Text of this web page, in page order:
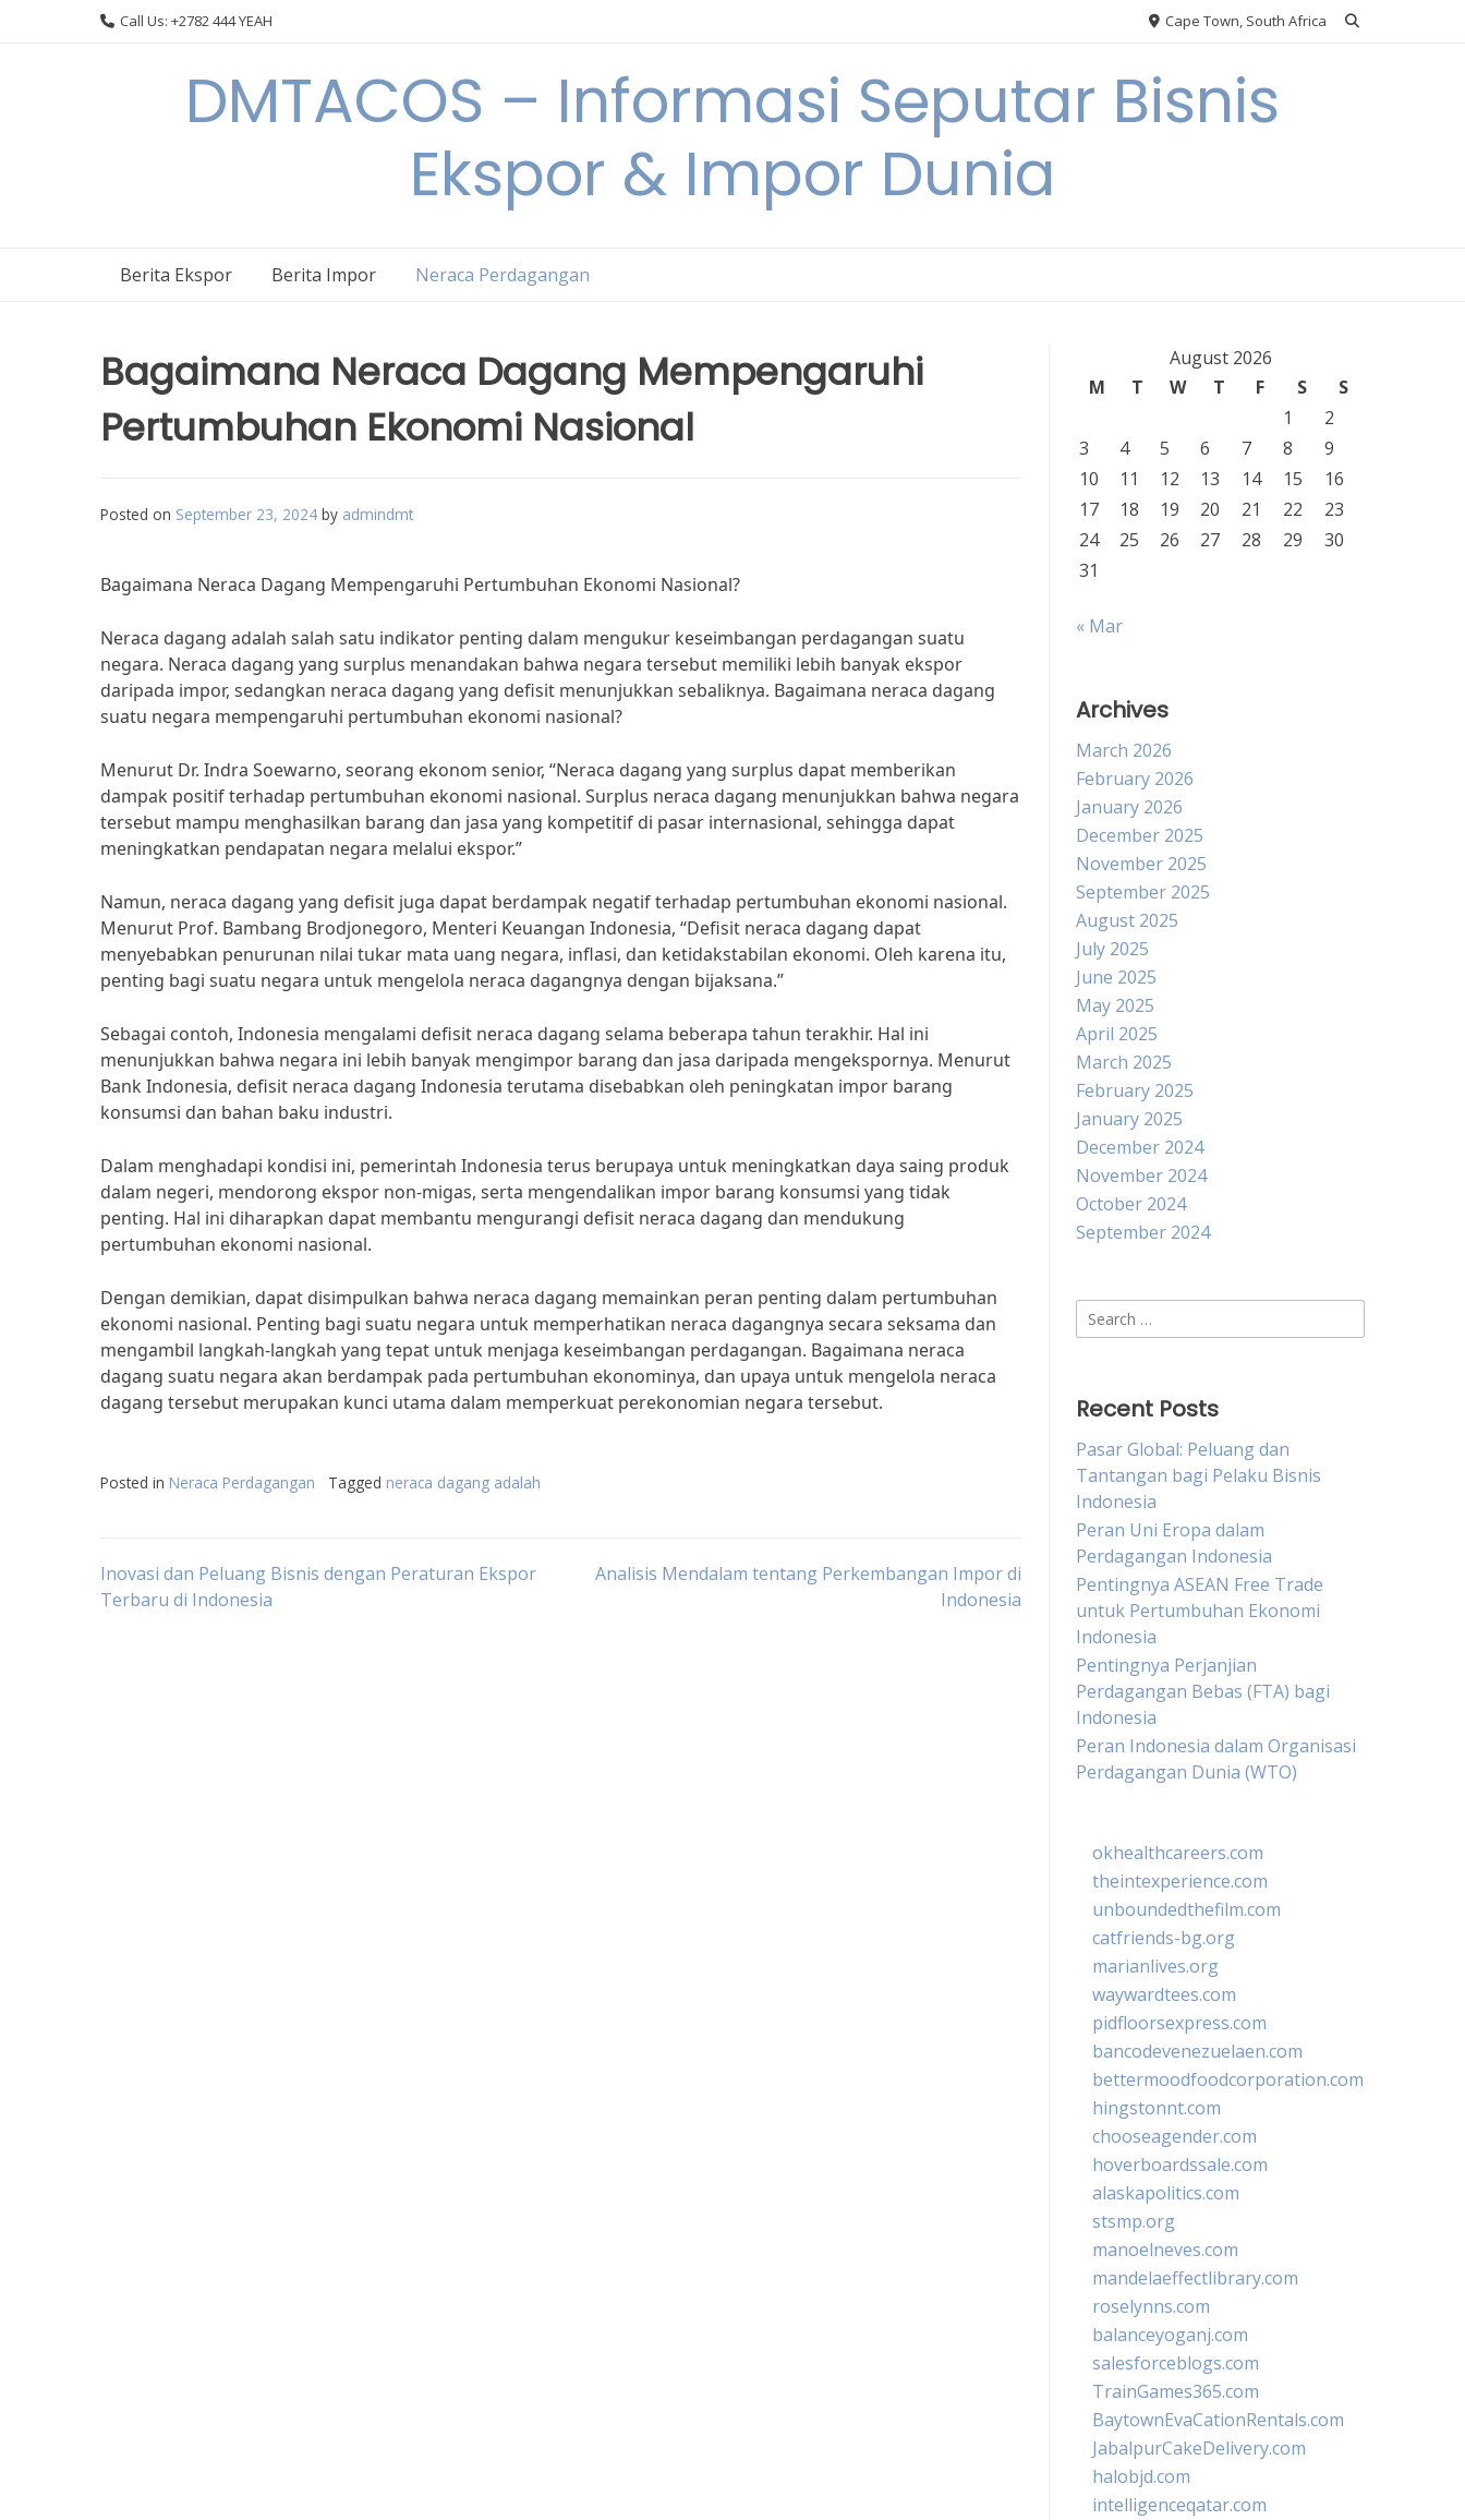
Call Us: +2782 444 YEAH Cape Town, South Africa
DMTACOS – Informasi Seputar Bisnis
Ekspor & Impor Dunia
Berita Ekspor Berita Impor Neraca Perdagangan
Bagaimana Neraca Dagang Mempengaruhi
Pertumbuhan Ekonomi Nasional
Posted on September 23, 2024 by admindmt
Bagaimana Neraca Dagang Mempengaruhi Pertumbuhan Ekonomi Nasional?
Neraca dagang adalah salah satu indikator penting dalam mengukur keseimbangan perdagangan suatu
negara. Neraca dagang yang surplus menandakan bahwa negara tersebut memiliki lebih banyak ekspor
daripada impor, sedangkan neraca dagang yang defisit menunjukkan sebaliknya. Bagaimana neraca dagang
suatu negara mempengaruhi pertumbuhan ekonomi nasional?
Menurut Dr. Indra Soewarno, seorang ekonom senior, “Neraca dagang yang surplus dapat memberikan
dampak positif terhadap pertumbuhan ekonomi nasional. Surplus neraca dagang menunjukkan bahwa negara
tersebut mampu menghasilkan barang dan jasa yang kompetitif di pasar internasional, sehingga dapat
meningkatkan pendapatan negara melalui ekspor.”
Namun, neraca dagang yang defisit juga dapat berdampak negatif terhadap pertumbuhan ekonomi nasional.
Menurut Prof. Bambang Brodjonegoro, Menteri Keuangan Indonesia, “Defisit neraca dagang dapat
menyebabkan penurunan nilai tukar mata uang negara, inflasi, dan ketidakstabilan ekonomi. Oleh karena itu,
penting bagi suatu negara untuk mengelola neraca dagangnya dengan bijaksana.”
Sebagai contoh, Indonesia mengalami defisit neraca dagang selama beberapa tahun terakhir. Hal ini
menunjukkan bahwa negara ini lebih banyak mengimpor barang dan jasa daripada mengekspornya. Menurut
Bank Indonesia, defisit neraca dagang Indonesia terutama disebabkan oleh peningkatan impor barang
konsumsi dan bahan baku industri.
Dalam menghadapi kondisi ini, pemerintah Indonesia terus berupaya untuk meningkatkan daya saing produk
dalam negeri, mendorong ekspor non-migas, serta mengendalikan impor barang konsumsi yang tidak
penting. Hal ini diharapkan dapat membantu mengurangi defisit neraca dagang dan mendukung
pertumbuhan ekonomi nasional.
Dengan demikian, dapat disimpulkan bahwa neraca dagang memainkan peran penting dalam pertumbuhan
ekonomi nasional. Penting bagi suatu negara untuk memperhatikan neraca dagangnya secara seksama dan
mengambil langkah-langkah yang tepat untuk menjaga keseimbangan perdagangan. Bagaimana neraca
dagang suatu negara akan berdampak pada pertumbuhan ekonominya, dan upaya untuk mengelola neraca
dagang tersebut merupakan kunci utama dalam memperkuat perekonomian negara tersebut.
Posted in Neraca Perdagangan Tagged neraca dagang adalah
Post
Inovasi dan Peluang Bisnis dengan Peraturan Ekspor
Terbaru di Indonesia
Analisis Mendalam tentang Perkembangan Impor di
Indonesia
August 2026
M
T W T F S
S
1
2
3
4 5 6 7 8
9
10
11 12 13 14 15
16
17
18 19 20 21 22
23
24
25 26 27 28 29
30
31
« Mar
Archives
March 2026
February 2026
January 2026
December 2025
November 2025
September 2025
August 2025
July 2025
June 2025
May 2025
April 2025
March 2025
February 2025
January 2025
December 2024
November 2024
October 2024
September 2024
Search
for:
Recent Posts
Pasar Global: Peluang dan
Tantangan bagi Pelaku Bisnis
Indonesia
Peran Uni Eropa dalam
Perdagangan Indonesia
Pentingnya ASEAN Free Trade
untuk Pertumbuhan Ekonomi
Indonesia
Pentingnya Perjanjian
Perdagangan Bebas (FTA) bagi
Indonesia
Peran Indonesia dalam Organisasi
Perdagangan Dunia (WTO)
okhealthcareers.com
theintexperience.com
unboundedthefilm.com
catfriends-bg.org
marianlives.org
waywardtees.com
pidfloorsexpress.com
bancodevenezuelaen.com
bettermoodfoodcorporation.com
hingstonnt.com
chooseagender.com
hoverboardssale.com
alaskapolitics.com
stsmp.org
manoelneves.com
mandelaeffectlibrary.com
roselynns.com
balanceyoganj.com
salesforceblogs.com
TrainGames365.com
BaytownEvaCationRentals.com
JabalpurCakeDelivery.com
halobjd.com
intelligenceqatar.com